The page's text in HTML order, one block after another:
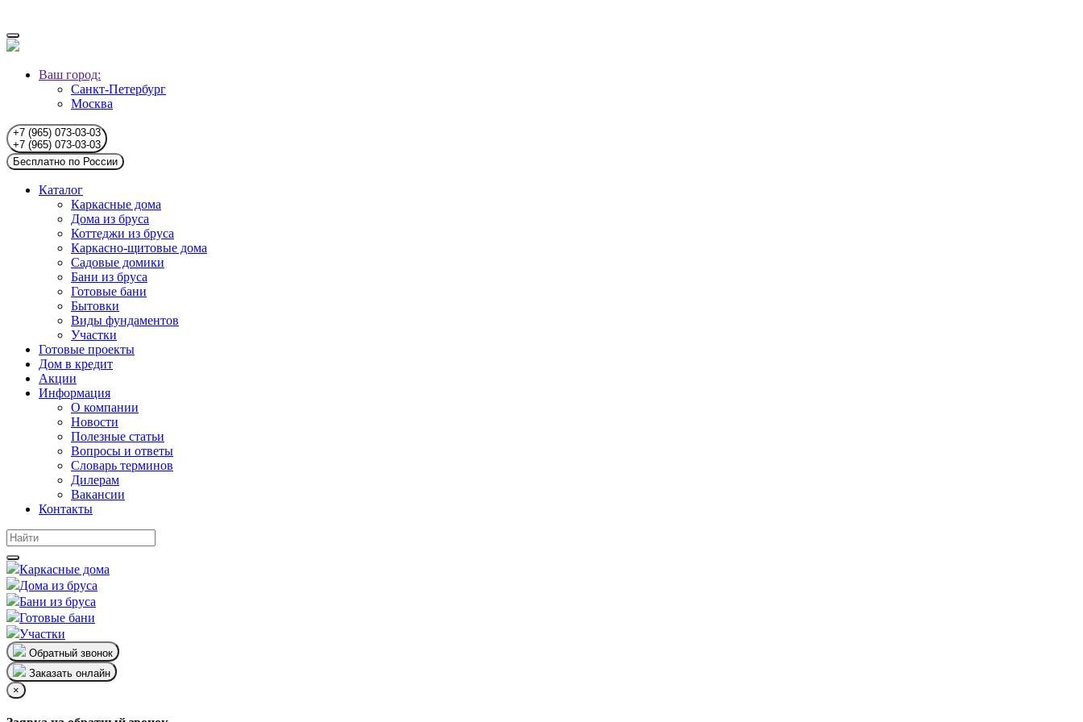
Ваш город:
Санкт-Петербург
Москва
+7 (965) 073-03-03
+7 (965) 073-03-03
Бесплатно по России
Каталог
Каркасные дома
Дома из бруса
Коттеджи из бруса
Каркасно-щитовые дома
Садовые домики
Бани из бруса
Готовые бани
Бытовки
Виды фундаментов
Участки
Готовые проекты
Дом в кредит
Акции
Информация
О компании
Новости
Полезные статьи
Вопросы и ответы
Словарь терминов
Дилерам
Вакансии
Контакты
Каркасные дома
Дома из бруса
Бани из бруса
Готовые бани
Участки
Обратный звонок
Заказать онлайн
×